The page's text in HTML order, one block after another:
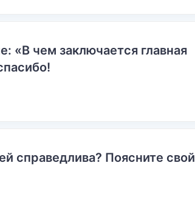
«В чем заключается главная
справедлива? Поясните свой